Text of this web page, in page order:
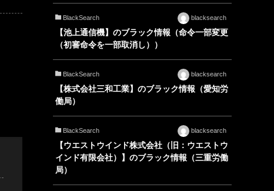
BlackSearch blacksearch
【池上通信機】のブラック情報（命令一部変更
（初審命令を一部取消し））
BlackSearch blacksearch
【株式会社三和工業】のブラック情報（愛知労
働局）
BlackSearch blacksearch
【ウエストウインド株式会社（旧：ウエストウ
インド有限会社）】のブラック情報（三重労働
局）